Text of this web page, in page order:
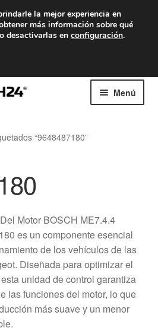
desde 7 EUR
de 9 a. m. a 4 p. m.
Menú
“9648487180”
Motor BOSCH ME7.4.4
es un componente esencial
de los vehículos de las
Diseñada para optimizar el
unidad de control garantiza
las funciones del motor, lo que
más suave y un menor
la mejor experiencia en
más información sobre qué
desactivarlas en configuración.